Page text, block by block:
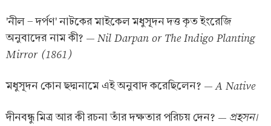
'নীল - দর্পণ' নাটকের মাইকেল মধুসূদন দত্ত কৃত ইংরেজি
অনুবাদের নাম কী? — Nil Darpan or The Indigo Planting
Mirror (1861)
মধুসূদন কোন ছদ্মনামে এই অনুবাদ করেছিলেন? —A Native
দীনবন্ধু মিত্র আর কী রচনা তাঁর দক্ষতার পরিচয় দেন? — প্রহসন।